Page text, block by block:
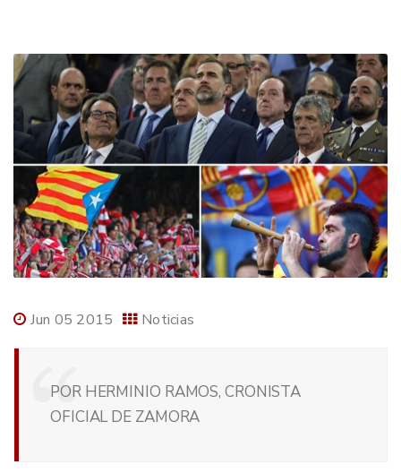
Jun 05 2015 Noticias
POR HERMINIO RAMOS, CRONISTA
OFICIAL DE ZAMORA